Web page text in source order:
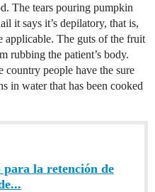
The tears pouring pumpkin
it says it’s depilatory, that is,
applicable. The guts of the fruit
rubbing the patient’s body.
country people have the sure
in water that has been cooked
para la retención de